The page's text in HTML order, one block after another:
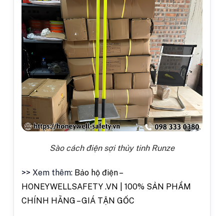
Sào cách điện sợi thủy tinh Runze
>> Xem thêm: Bảo hộ điện –
HONEYWELLSAFETY .VN | 100% SẢN PHẨM
CHÍNH HÃNG – GIÁ TẬN GỐC